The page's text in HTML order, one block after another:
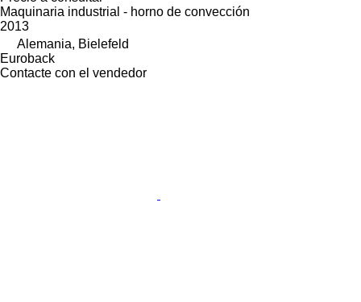
Maquinaria industrial - horno de convección
2013
Alemania, Bielefeld
Euroback
Contacte con el vendedor